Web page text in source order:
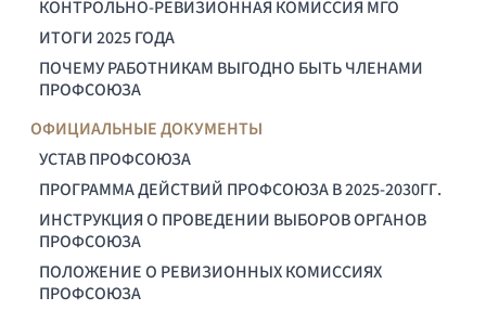
КОНТРОЛЬНО-РЕВИЗИОННАЯ КОМИССИЯ МГО
ИТОГИ 2025 ГОДА
ПОЧЕМУ РАБОТНИКАМ ВЫГОДНО БЫТЬ ЧЛЕНАМИ
ПРОФСОЮЗА
ОФИЦИАЛЬНЫЕ ДОКУМЕНТЫ
УСТАВ ПРОФСОЮЗА
ПРОГРАММА ДЕЙСТВИЙ ПРОФСОЮЗА В 2025-2030ГГ.
ИНСТРУКЦИЯ О ПРОВЕДЕНИИ ВЫБОРОВ ОРГАНОВ
ПРОФСОЮЗА
ПОЛОЖЕНИЕ О РЕВИЗИОННЫХ КОМИССИЯХ
ПРОФСОЮЗА